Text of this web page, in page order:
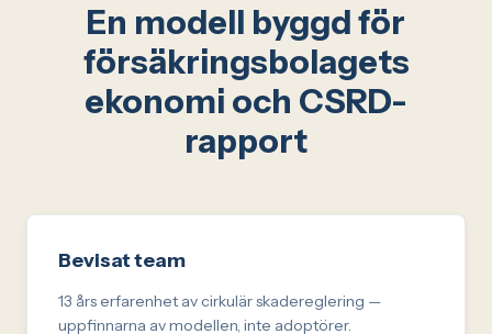
En modell byggd för
försäkringsbolagets
ekonomi och CSRD-
rapport
Bevisat team
13 års erfarenhet av cirkulär skadereglering —
uppfinnarna av modellen, inte adoptörer.